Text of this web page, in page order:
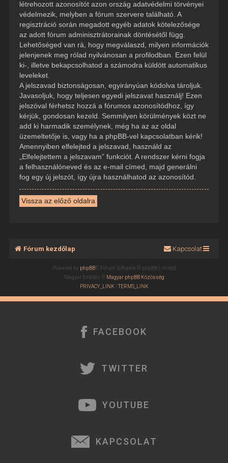
létrehozott azonosítót azon ország adatvédelmi törvényei
védelmezik, melyben a fórum szervere található. A
regisztráció során megadott egyéb adatok kötelezősége
az adott fórum adminisztrátorainak döntésétől függ.
Lehetőséged van rá, hogy megválaszd, milyen információk
jelenjenek meg rólad nyilvánosan a profilodban. Ezen felül
ki-, illetve bekapcsolhatod a számodra küldött automatikus
leveleket.
A jelszavad biztonságosan, egyirányúan kódolva tároljuk.
Javasoljuk, hogy teljesen egyedi jelszavat használj! Ezen
jelszóval férhetsz hozzá a fórumos azonosítódhoz, így
kérjük, gondosan kezeld. Semmilyen körülmények közt ne
add ki harmadik személynek, még ha az az oldal
üzemeltetője is, vagy ha a phpBB-vel kapcsolatban kérik!
Amennyiben elfelejted a jelszavad, használd az
„Elfelejtettem a jelszavam” funkciót. A rendszer kérni fogja
a felhasználóneved és az e-mail címed, majd generálni
fog egy új jelszót, így újra használhatod az azonosítód.
Vissza az előző oldalra
Fórum kezdőlap Kapcsolat
Powered by phpBB® Forum Software © phpBB Limited
Magyar fordítás © Magyar phpBB Közösség
PRIVACY_LINK |TERMS_LINK
FACEBOOK
TWITTER
YOUTUBE
KAPCSOLAT